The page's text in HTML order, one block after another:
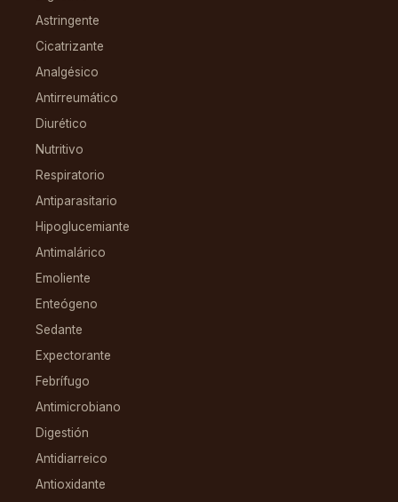
Astringente
Cicatrizante
Analgésico
Antirreumático
Diurético
Nutritivo
Respiratorio
Antiparasitario
Hipoglucemiante
Antimalárico
Emoliente
Enteógeno
Sedante
Expectorante
Febrífugo
Antimicrobiano
Digestión
Antidiarreico
Antioxidante